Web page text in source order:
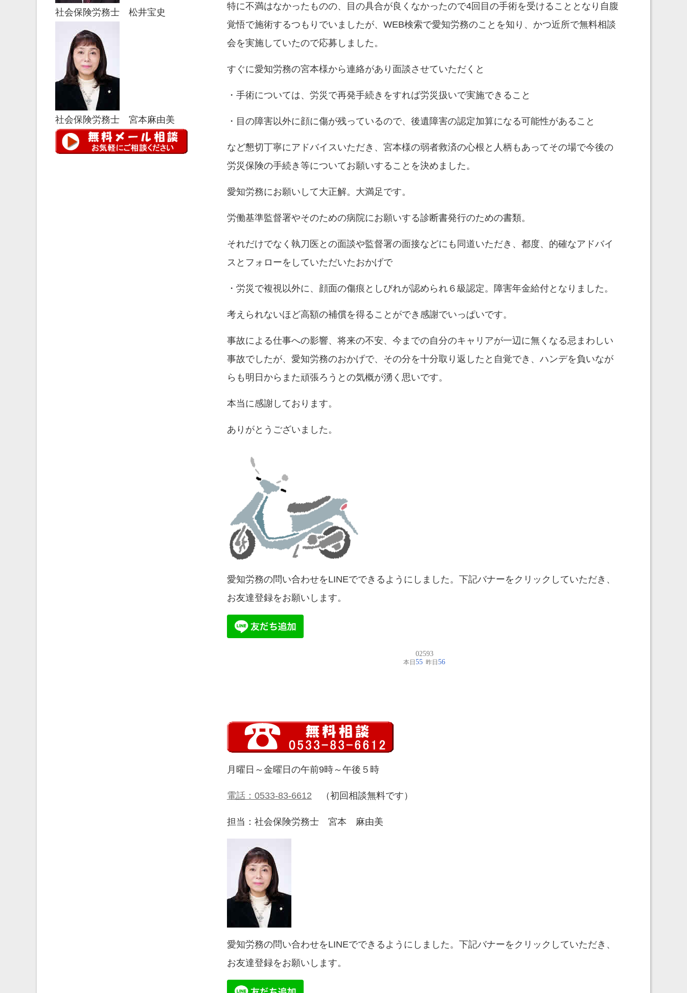
特に不満はなかったものの、目の具合が良くなかったので4回目の手術を受けることとなり自腹
覚悟で施術するつもりでいましたが、WEB検索で愛知労務のことを知り、かつ近所で無料相談
会を実施していたので応募しました。
すぐに愛知労務の宮本様から連絡があり面談させていただくと
・手術については、労災で再発手続きをすれば労災扱いで実施できること
・目の障害以外に顔に傷が残っているので、後遺障害の認定加算になる可能性があること
など懇切丁寧にアドバイスいただき、宮本様の弱者救済の心根と人柄もあってその場で今後の
労災保険の手続き等についてお願いすることを決めました。
愛知労務にお願いして大正解。大満足です。
労働基準監督署やそのための病院にお願いする診断書発行のための書類。
それだけでなく執刀医との面談や監督署の面接などにも同道いただき、都度、的確なアドバイ
スとフォローをしていただいたおかげで
・労災で複視以外に、顔面の傷痕としびれが認められ６級認定。障害年金給付となりました。
考えられないほど高額の補償を得ることができ感謝でいっぱいです。
事故による仕事への影響、将来の不安、今までの自分のキャリアが一辺に無くなる忌まわしい
事故でしたが、愛知労務のおかげで、その分を十分取り返したと自覚でき、ハンデを負いなが
らも明日からまた頑張ろうとの気概が湧く思いです。
本当に感謝しております。
ありがとうございました。
愛知労務の問い合わせをLINEでできるようにしました。下記バナーをクリックしていただき、
お友達登録をお願いします。
月曜日～金曜日の午前9時～午後５時
電話：0533-83-6612 （初回相談無料です）
担当：社会保険労務士 宮本 麻由美
愛知労務の問い合わせをLINEでできるようにしました。下記バナーをクリックしていただき、
お友達登録をお願いします。
社会保険労務士 松井宝史
社会保険労務士 宮本麻由美